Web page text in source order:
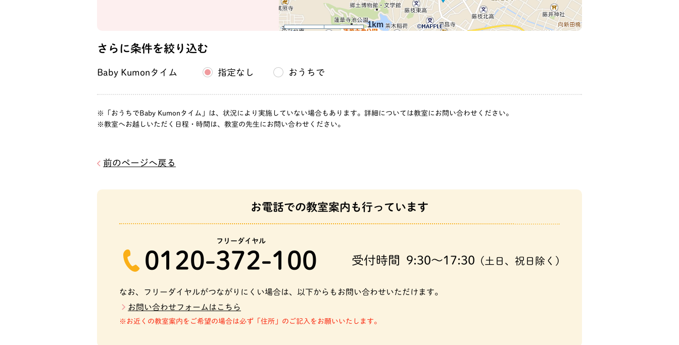
1km
さらに条件を絞り込む
Baby Kumonタイム 指定なし おうちで
「おうちでBaby Kumonタイム」は、状況により実施していない場合もあります。詳細については教室にお問い合わせください。
教室へお越しいただく日程・時間は、教室の先生にお問い合わせください。
前のページへ戻る
お電話での教室案内も行っています
フリーダイヤル
0120-372-100 受付時間 9:30～17:30 (土日、祝日除く)
なお、フリーダイヤルがつながりにくい場合は、以下からもお問い合わせいただけます。
お問い合わせフォームはこちら
お近くの教室案内をご希望の場合は必ず「住所」のご記入をお願いいたします。